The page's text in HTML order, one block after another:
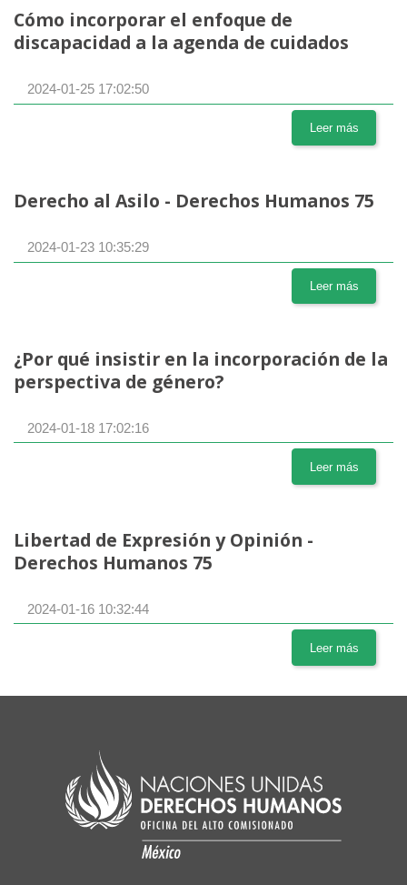
Cómo incorporar el enfoque de
discapacidad a la agenda de cuidados
2024-01-25 17:02:50
Leer más
Derecho al Asilo - Derechos Humanos 75
2024-01-23 10:35:29
Leer más
¿Por qué insistir en la incorporación de la
perspectiva de género?
2024-01-18 17:02:16
Leer más
Libertad de Expresión y Opinión -
Derechos Humanos 75
2024-01-16 10:32:44
Leer más